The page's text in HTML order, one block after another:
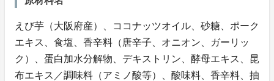
えび芋（大阪府産）、ココナッツオイル、砂糖、ポーク
エキス、食塩、香辛料（唐辛子、オニオン、ガーリッ
ク）、蛋白加水分解物、デキストリン、酵母エキス、昆
布エキス／調味料（アミノ酸等）、酸味料、香辛料、抽